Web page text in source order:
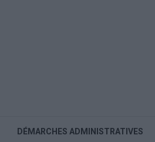
DÉMARCHES ADMINISTRATIVES